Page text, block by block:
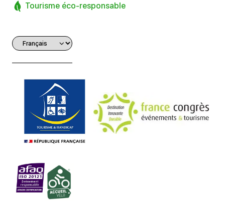
Tourisme éco-responsable